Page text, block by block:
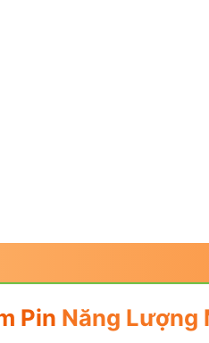
Pin Năng Lượng